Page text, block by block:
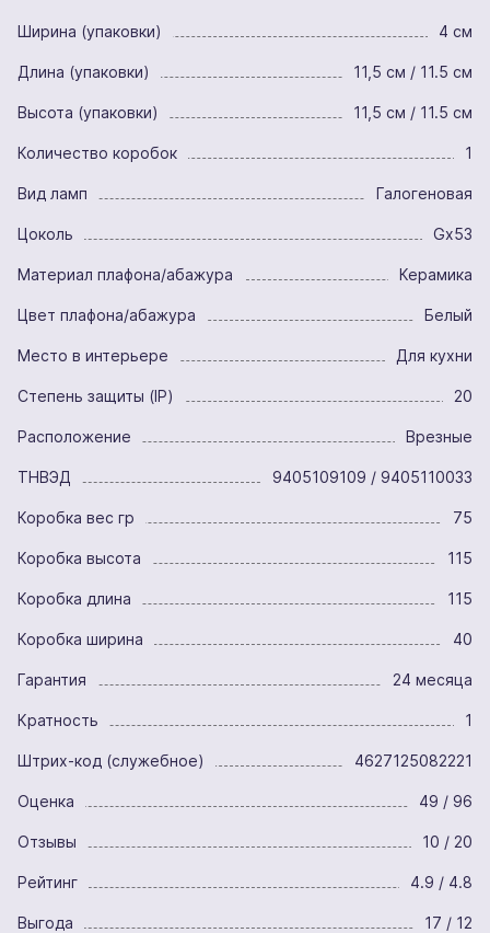
Ширина (упаковки) 4 см
Длина (упаковки) 11,5 см / 11.5 см
Высота (упаковки) 11,5 см / 11.5 см
Количество коробок 1
Вид ламп Галогеновая
Цоколь Gx53
Материал плафона/абажура Керамика
Цвет плафона/абажура Белый
Место в интерьере Для кухни
Степень защиты (IP) 20
Расположение Врезные
ТНВЭД 9405109109 / 9405110033
Коробка вес гр 75
Коробка высота 115
Коробка длина 115
Коробка ширина 40
Гарантия 24 месяца
Кратность 1
Штрих-код (служебное) 4627125082221
Оценка 49 / 96
Отзывы 10 / 20
Рейтинг 4.9 / 4.8
Выгода 17 / 12